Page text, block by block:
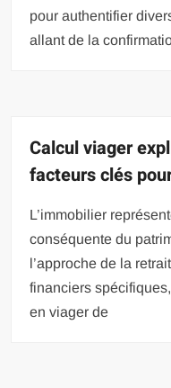
pour authentifier
allant de la
Calcul viager
facteurs clés
L’immobilier
conséquente du
l’approche de la
financiers
en viager de